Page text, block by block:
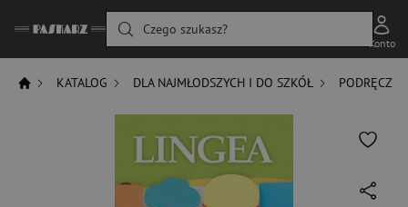
Czego szukasz?
Konto
KATALOG DLA NAJMŁODSZYCH I DO SZKÓŁ